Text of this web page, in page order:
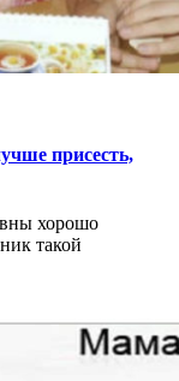
присесть,
хорошо
такой